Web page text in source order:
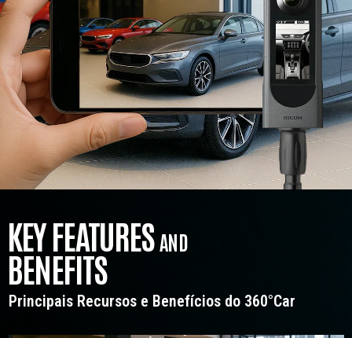
KEY FEATURESAND
BENEFITS
Principais Recursos e Benefícios do 360°Car